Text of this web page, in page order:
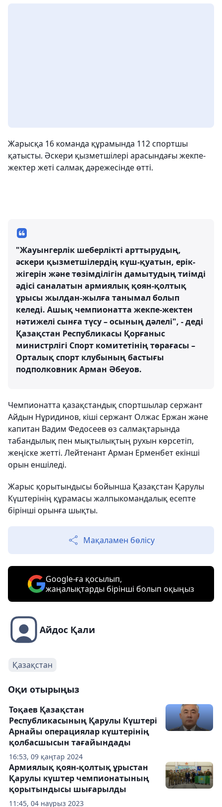
Жарысқа 16 команда құрамында 112 спортшы
қатысты. Әскери қызметшілері арасындағы жекпе-
жектер жеті салмақ дәрежесінде өтті.
"Жауынгерлік шеберлікті арттырудың,
әскери қызметшілердің күш-қуатын, ерік-
жігерін және төзімділігін дамытудың тиімді
әдісі саналатын армиялық қоян-қолтық
ұрысы жылдан-жылға танымал болып
келеді. Ашық чемпионатта жекпе-жектен
нәтижелі сынға түсу – осының дәлелі", - деді
Қазақстан Республикасы Қорғаныс
министрлігі Спорт комитетінің төрағасы –
Орталық спорт клубының бастығы
подполковник Арман Әбеуов.
Чемпионатта қазақстандық спортшылар сержант
Айдын Нұридинов, кіші сержант Олжас Ержан және
капитан Вадим Федосеев өз салмақтарында
табандылық пен мықтылықтың рухын көрсетіп,
жеңіске жетті. Лейтенант Арман Ерменбет екінші
орын еншіледі.
Жарыс қорытындысы бойынша Қазақстан Қарулы
Күштерінің құрамасы жалпыкомандалық есепте
бірінші орынға шықты.
Мақаламен бөлісу
Google-ға қосылып,
жаңалықтарды бірінші болып оқыңыз
Айдос Қали
Қазақстан
Оқи отырыңыз
16:53, 09 қаңтар 2024
Тоқаев Қазақстан
Республикасының Қарулы Күштері
Арнайы операциялар күштерінің
қолбасшысын тағайындады
11:45, 04 наурыз 2023
Армиялық қоян-қолтық ұрыстан
Қарулы күштер чемпионатының
қорытындысы шығарылды